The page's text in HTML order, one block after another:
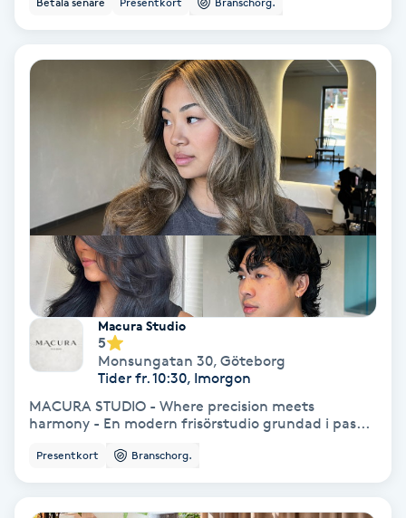
Bambumassage
Barber
Barnklippning
BIAB
Macura Studio
5
Monsungatan 30, Göteborg
Tider fr. 10:30, Imorgon
MACURA STUDIO - Where precision meets
harmony - En modern frisörstudio grundad i pas...
Presentkort Branschorg.